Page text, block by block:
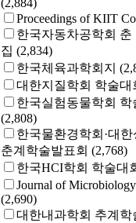
(2,884)
Proceedings of KIIT
한국자동차공학회
집 (2,834)
한국체육과학회지
대한지질학회 학술대
한국실험동물학회
(2,808)
한국물환경학회·대
춘계학술발표회 (2,768)
한국HCI학회 학술대
Journal of
(2,690)
대한내과학회 추계학